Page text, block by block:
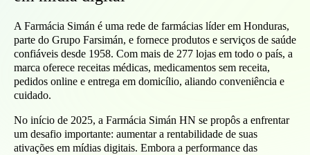
A Farmácia Simán é uma rede de farmácias líder em Honduras,
parte do Grupo Farsimán, e fornece produtos e serviços de saúde
confiáveis desde 1958. Com mais de 277 lojas em todo o país, a
marca oferece receitas médicas, medicamentos sem receita,
pedidos online e entrega em domicílio, aliando conveniência e
cuidado.
No início de 2025, a Farmácia Simán HN se propôs a enfrentar
um desafio importante: aumentar a rentabilidade de suas
ativações em mídias digitais. Embora a performance das